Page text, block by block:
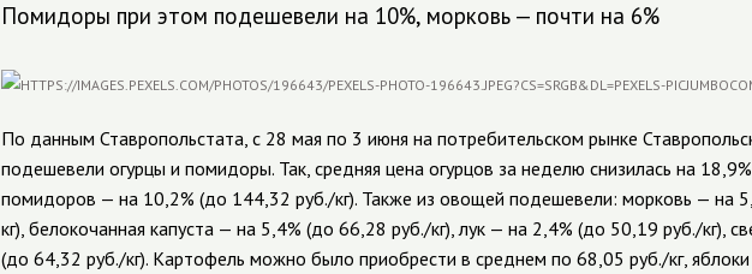
Помидоры при этом подешевели на 10%, морковь — почти на 6%
По данным Ставропольстата, с 28 мая по 3 июня на потребительском рынке
подешевели огурцы и помидоры. Так, средняя цена огурцов за неделю снизилась на
помидоров — на 10,2% (до 144,32 руб./кг). Также из овощей подешевели: морковь — на
кг), белокочанная капуста — на 5,4% (до 66,28 руб./кг), лук — на 2,4% (до 50,19 руб./кг),
(до 64,32 руб./кг). Картофель можно было приобрести в среднем по 68,05 руб./кг,